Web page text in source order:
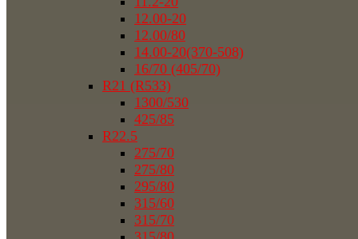
12.00-20
12.00/80
14.00-20(370-508)
16/70 (405/70)
R21 (R533)
1300/530
425/85
R22.5
275/70
275/80
295/80
315/60
315/70